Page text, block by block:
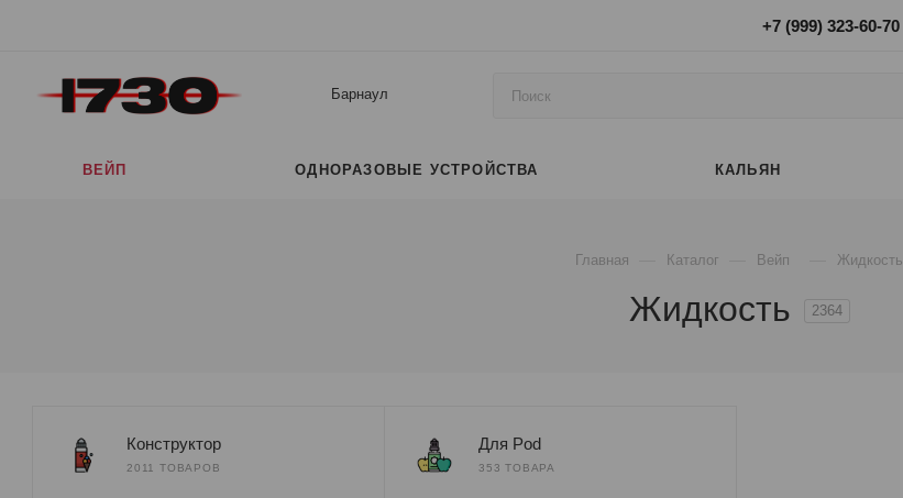
+7 (999) 323-60-70
Барнаул
ВЕЙП ОДНОРАЗОВЫЕ УСТРОЙСТВА КАЛЬЯН
Главная Каталог Вейп Жидкость
Жидкость 2364
Конструктор
2011 ТОВАРОВ
Для Pod
353 ТОВАРА